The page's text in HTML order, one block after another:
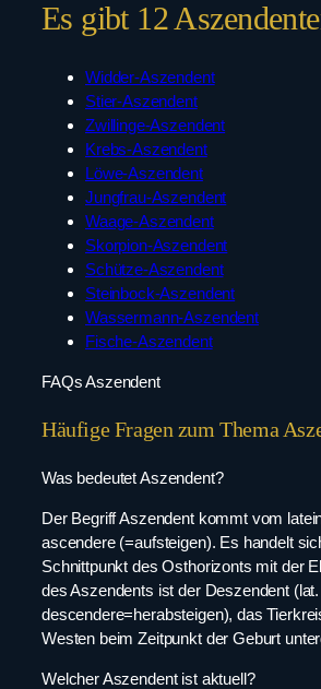
Es gibt 12
Widder-Aszendent
Stier-Aszendent
Zwillinge-Aszendent
Krebs-Aszendent
Löwe-Aszendent
Jungfrau-Aszendent
Waage-Aszendent
Skorpion-Aszendent
Schütze-Aszendent
Steinbock-Aszendent
Wassermann-Aszendent
Fische-Aszendent
FAQs Aszendent
Häufige Fragen zum Thema
Was bedeutet Aszendent?
Der Begriff Aszendent kommt vom
ascendere (=aufsteigen). Es handelt
Schnittpunkt des Osthorizonts mit der
des Aszendents ist der Deszendent (lat.
descendere=herabsteigen), das
Westen beim Zeitpunkt der Geburt
Welcher Aszendent ist aktuell?